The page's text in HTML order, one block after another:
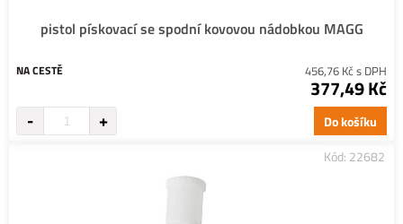
pistol pískovací se spodní kovovou nádobkou MAGG
NA CESTĚ 456,76 Kč s DPH
377,49 Kč
Do košíku
Kód: 22682